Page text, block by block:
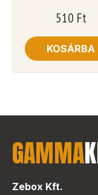
510 Ft
KOSÁRBA
GAMMA
Zebox Kft.